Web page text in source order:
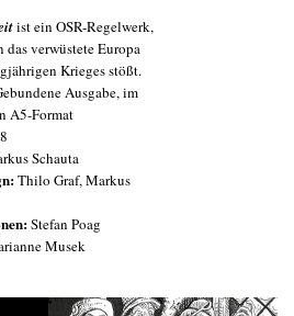
ist ein OSR-Regelwerk,
das verwüstete Europa
Krieges stößt.
Ausgabe, im
A5-Format
Schauta
Thilo Graf, Markus
Stefan Poag
Musek